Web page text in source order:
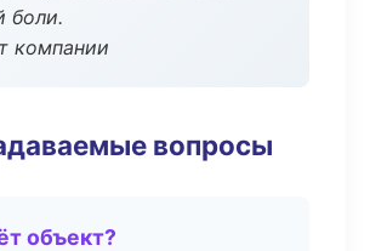
боли.
компании
вопросы
объект?